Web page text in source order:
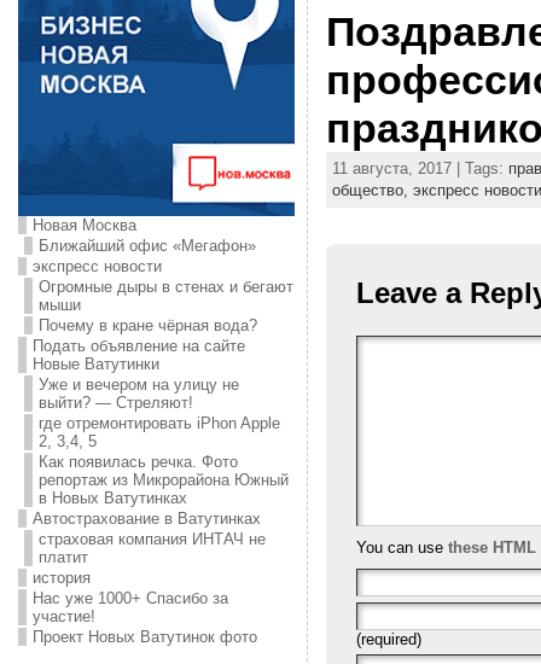
Новая Москва
Ближайший офис «Мегафон»
экспресс новости
Огромные дыры в стенах и бегают
мыши
Почему в кране чёрная вода?
Подать объявление на сайте
Новые Ватутинки
Уже и вечером на улицу не
выйти? — Стреляют!
где отремонтировать iPhon Apple
2, 3,4, 5
Как появилась речка. Фото
репортаж из Микрорайона Южный
в Новых Ватутинках
Автострахование в Ватутинках
страховая компания ИНТАЧ не
платит
история
Нас уже 1000+ Спасибо за
участие!
Проект Новых Ватутинок фото
11 августа, 2017 | Tags:
общество, экспресс новости
Leave a
You can use these HTML
(required)